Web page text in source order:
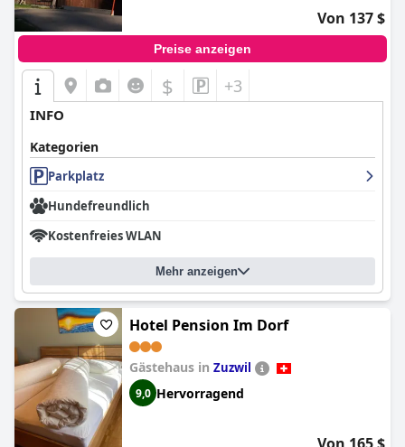
Von 137 $
Preise anzeigen
$ +3
INFO
Kategorien
Parkplatz
Hundefreundlich
Kostenfreies WLAN
Mehr anzeigen
Hotel Pension Im Dorf
Gästehaus in Zuzwil
9,0 Hervorragend